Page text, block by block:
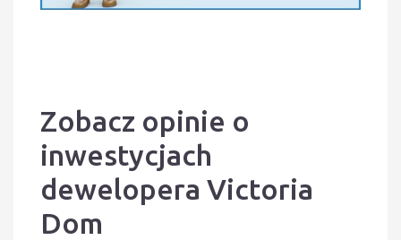
Zobacz opinie o
inwestycjach
dewelopera Victoria
Dom